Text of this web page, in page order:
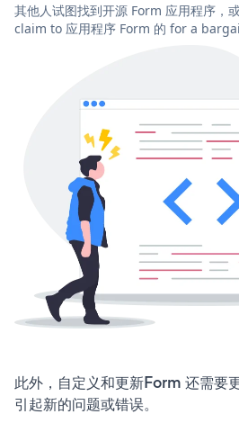
其他人试图找到开源 Form 应用程序
claim to 应用程序 Form 的 for a
此外，自定义和更新Form 还需要
引起新的问题或错误。